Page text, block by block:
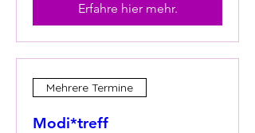
Erfahre hier mehr.
Mehrere Termine
Modi*treff